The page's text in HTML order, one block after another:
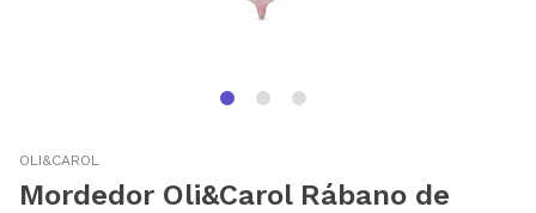
OLI&CAROL
Mordedor Oli&Carol Rábano de